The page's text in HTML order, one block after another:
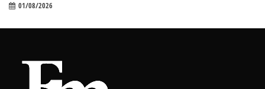
01/08/2026